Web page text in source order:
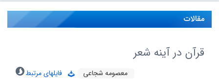
مقالات
قرآن در آینه شعر
معصومه شجاعی
فایلهای مرتبط